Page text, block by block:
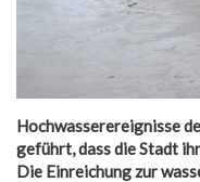
Hochwasserereignisse
geführt, dass die Stadt
Die Einreichung zur